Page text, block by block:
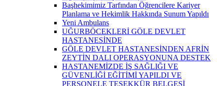
Başhekimimiz Tarfından Öğrencilere Kariyer
Planlama ve Hekimlik Hakkında Sunum Yapıldı
Yeni Ambulans
UĞURBÖCEKLERİ GÖLE DEVLET
HASTANESİNDE
GÖLE DEVLET HASTANESİNDEN AFRİN
ZEYTİN DALI OPERASYONUNA DESTEK
HASTANEMİZDE İŞ SAĞLIĞI VE
GÜVENLİĞİ EĞİTİMİ YAPILDI VE
PERSONELE TEŞEKKÜR BELGESİ